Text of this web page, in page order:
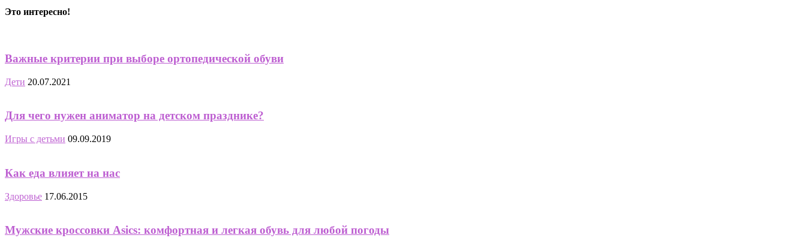
Это интересно!
Важные критерии при выборе ортопедической обуви
Дети 20.07.2021
Для чего нужен аниматор на детском празднике?
Игры с детьми 09.09.2019
Как еда влияет на нас
Здоровье 17.06.2015
Мужские кроссовки Asics: комфортная и легкая обувь для любой погоды